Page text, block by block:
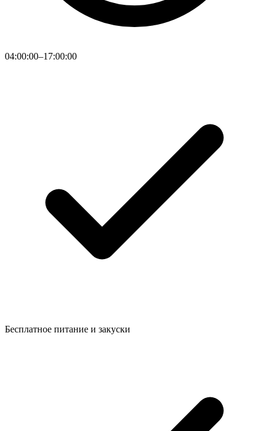
04:00:00–17:00:00
Бесплатное питание и закуски